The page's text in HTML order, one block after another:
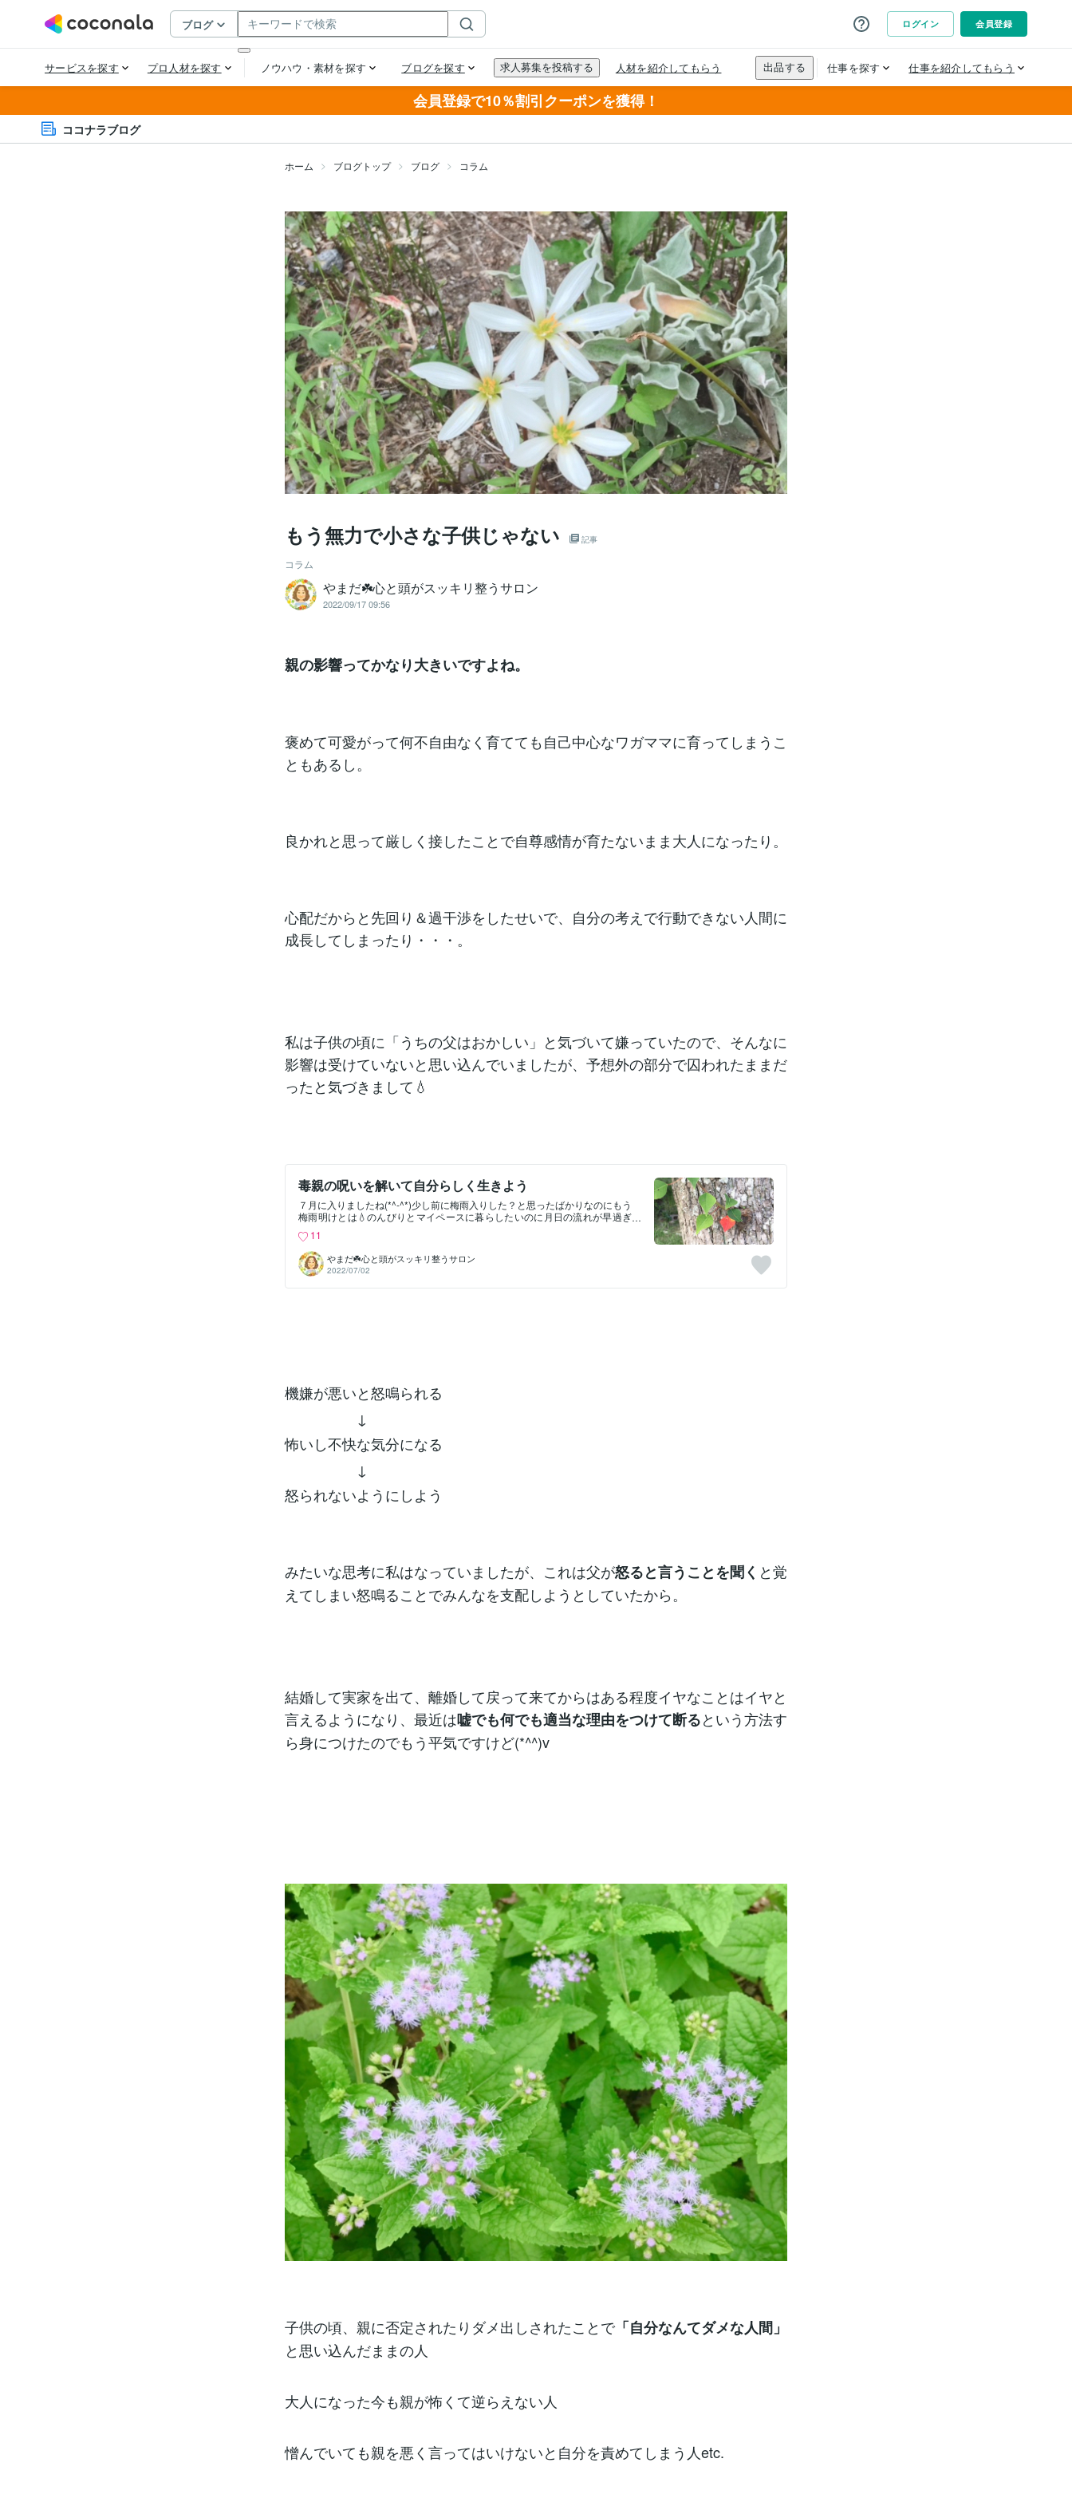
会員登録で10％割引クーポンを獲得！
ココナラブログ
ホーム ブログトップ ブログ コラム
もう無力で小さな子供じゃない 記事
コラム
やまだ☘️心と頭がスッキリ整うサロン
2022/09/17 09:56
親の影響ってかなり大きいですよね。
褒めて可愛がって何不自由なく育てても自己中心なワガママに育ってしまうこ
ともあるし。
良かれと思って厳しく接したことで自尊感情が育たないまま大人になったり。
心配だからと先回り＆過干渉をしたせいで、自分の考えで行動できない人間に
成長してしまったり・・・。
私は子供の頃に「うちの父はおかしい」と気づいて嫌っていたので、そんなに
影響は受けていないと思い込んでいましたが、予想外の部分で囚われたままだ
ったと気づきまして💧
毒親の呪いを解いて自分らしく生きよう
７月に入りましたね(*^-^*)少し前に梅雨入りした？と思ったばかりなのにもう
梅雨明けとは💧のんびりとマイペースに暮らしたいのに月日の流れが早過ぎ
らセルフカウンセリングを自然にしていましたが、またじっくりと自分への
問いかけをするようになりました。そうすると、毒親っぽい父からの悪影響
をいろいろと受けていたことに今更ながら気づいたのですね(;'∀')イライラを
ぶつけられ怖い顔で怒鳴られ続けて来たので、怒ることは良くないこととい
う思い込みができていました。目の前で夫婦喧嘩もよく見せられ、両親をな
思ったとたん、急激に嫌悪感と拒絶反応が出たりもして。（父だけで十分、
父以外の人間にまでそんな扱いされたくないという感じかな？と）親と自分
も、ずーっとこういう言動を取られていたら何か影響はありますよね。パブ
と気がつきま
11
やまだ☘️心と頭がスッキリ整うサロン
2022/07/02
機嫌が悪いと怒鳴られる
↓
怖いし不快な気分になる
↓
怒られないようにしよう
みたいな思考に私はなっていましたが、これは父が怒ると言うことを聞く と覚
えてしまい怒鳴ることでみんなを支配しようとしていたから。
結婚して実家を出て、離婚して戻って来てからはある程度イヤなことはイヤと
言えるようになり、最近は嘘でも何でも適当な理由をつけて断るという方法す
ら身につけたのでもう平気ですけど(*^^)v
子供の頃、親に否定されたりダメ出しされたことで「自分なんてダメな人間」
と思い込んだままの人
大人になった今も親が怖くて逆らえない人
憎んでいても親を悪く言ってはいけないと自分を責めてしまう人etc.